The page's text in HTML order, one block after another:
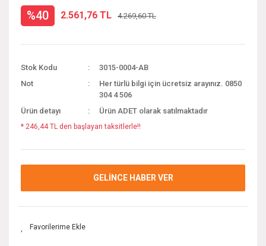
%40 2.561,76 TL 4.269,60 TL
Stok Kodu
3015-0004-AB
Not
Her türlü bilgi için ücretsiz arayınız. 0850
304 4 506
Ürün detayı
Ürün ADET olarak satılmaktadır
* 246,44 TL den başlayan taksitlerle!!
GELİNCE HABER VER